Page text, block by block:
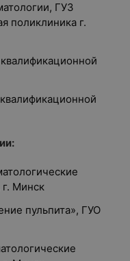
ГУЗ
поликлиника г.
Минск
пульпита», ГУО